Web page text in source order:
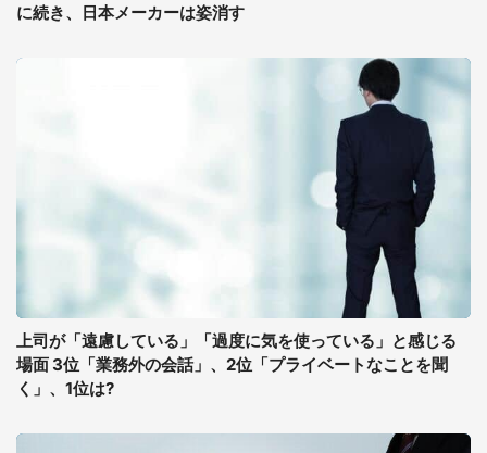
に続き、日本メーカーは姿消す
上司が「遠慮している」「過度に気を使っている」と感じる
場面 3位「業務外の会話」、2位「プライベートなことを聞
く」、1位は?